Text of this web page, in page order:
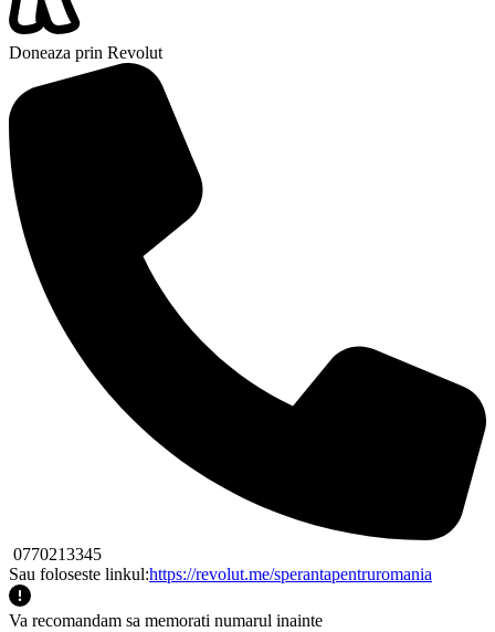
Doneaza prin Revolut
0770213345
Sau foloseste linkul:https://revolut.me/sperantapentruromania
Va recomandam sa memorati numarul inainte